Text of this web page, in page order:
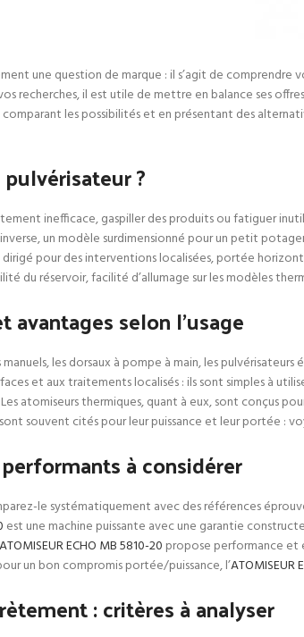
une question de marque : il s’agit de
recherches, il est utile de mettre en balance ses
les possibilités et en présentant des
?
inefficace, gaspiller des produits ou fatiguer
un modèle surdimensionné pour un petit
pour des interventions localisées, portée
du réservoir, facilité d’allumage sur les modèles
selon l’usage
les dorsaux à pompe à main, les
et aux traitements localisés : ils sont simples à
atomiseurs thermiques, quant à eux, sont conçus
souvent cités pour leur puissance et leur portée :
à considérer
le systématiquement avec des références
est une machine puissante avec une garantie
ATOMISEUR ECHO MB 5810-20 propose performance et
un bon compromis portée/puissance, l’ATOMISEUR
: critères à analyser